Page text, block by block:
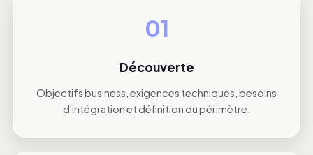
01
Découverte
Objectifs business, exigences techniques, besoins
d'intégration et définition du périmètre.